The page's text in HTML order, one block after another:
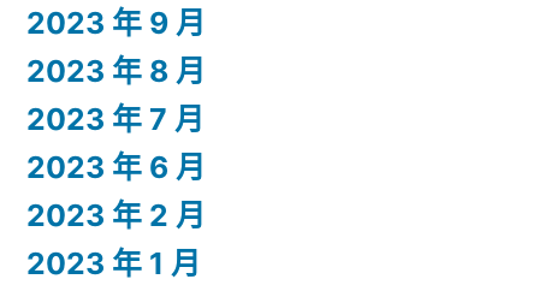
2023 年 9 月
2023 年 8 月
2023 年 7 月
2023 年 6 月
2023 年 2 月
2023 年 1 月